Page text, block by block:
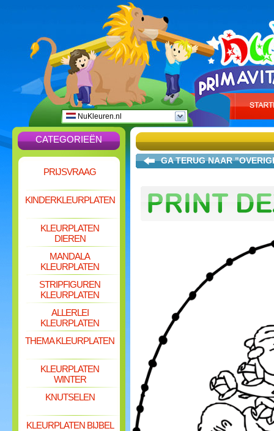
NuKleuren.nl
CATEGORIEËN
PRIJSVRAAG
KINDERKLEURPLATEN
KLEURPLATEN
DIEREN
MANDALA
KLEURPLATEN
STRIPFIGUREN
KLEURPLATEN
ALLERLEI
KLEURPLATEN
THEMA KLEURPLATEN
KLEURPLATEN
WINTER
KNUTSELEN
KLEURPLATEN BIJBEL
GA TERUG NAAR